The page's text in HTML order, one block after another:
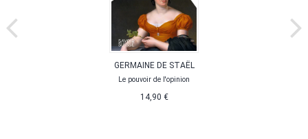
GERMAINE DE STAËL
Le pouvoir de l'opinion
14,90 €